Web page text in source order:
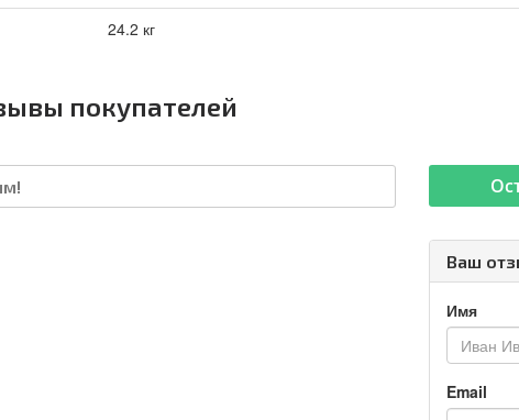
24.2 кг
покупателей
Ваш
Имя
Email